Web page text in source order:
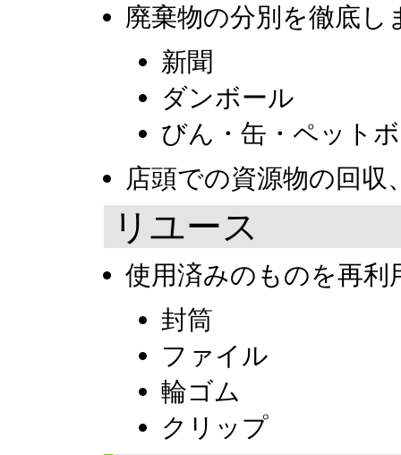
廃棄物の分別を徹底し
新聞
ダンボール
びん・缶・ペット
店頭での資源物の回
リユース
使用済みのものを再利
封筒
ファイル
輪ゴム
クリップ